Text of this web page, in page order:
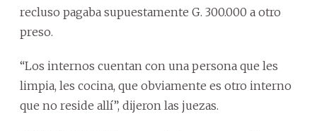
recluso pagaba supuestamente G. 300.000 a otro
preso.
“Los internos cuentan con una persona que les
limpia, les cocina, que obviamente es otro interno
que no reside allí”, dijeron las juezas.